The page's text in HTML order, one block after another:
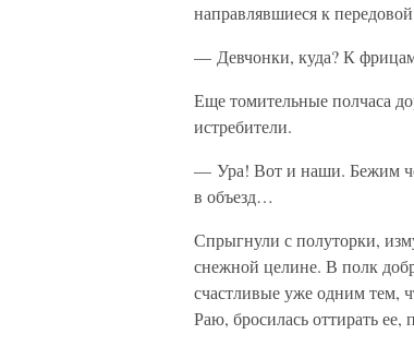
направлявшиеся к
— Девчонки, куда? К
Еще томительные полчаса
истребители.
— Ура! Вот и наши. Бежим
в объезд…
Спрыгнули с полуторки,
снежной целине. В полк
счастливые уже одним тем,
Раю, бросилась оттирать ее,